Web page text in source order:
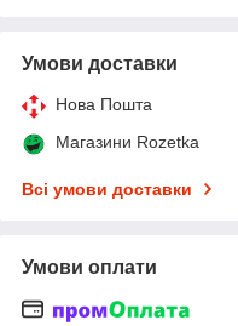
Умови доставки
Нова Пошта
Магазини Rozetka
Всі умови доставки
Умови оплати